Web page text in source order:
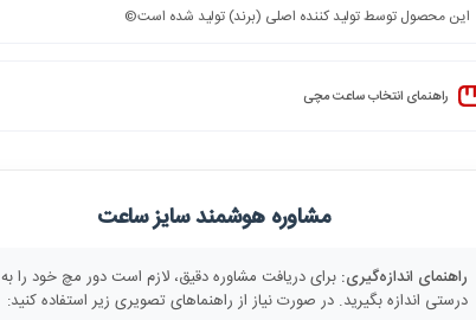
این محصول توسط تولید کننده اصلی (برند) تولید شده است©️
راهنمای انتخاب ساعت مچی
مشاوره هوشمند سایز ساعت
راهنمای اندازه‌گیری: برای دریافت مشاوره دقیق، لازم است دور مچ خود را به
درستی اندازه بگیرید. در صورت نیاز از راهنماهای تصویری زیر استفاده کنید: